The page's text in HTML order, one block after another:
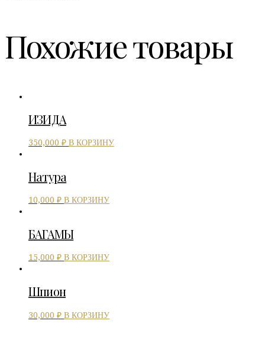
Похожие товары
ИЗИДА
350,000 ₽ В КОРЗИНУ
Натура
10,000 ₽ В КОРЗИНУ
БАГАМЫ
15,000 ₽ В КОРЗИНУ
Шпион
30,000 ₽ В КОРЗИНУ